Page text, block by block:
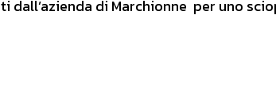
dall’azienda di Marchionne per uno